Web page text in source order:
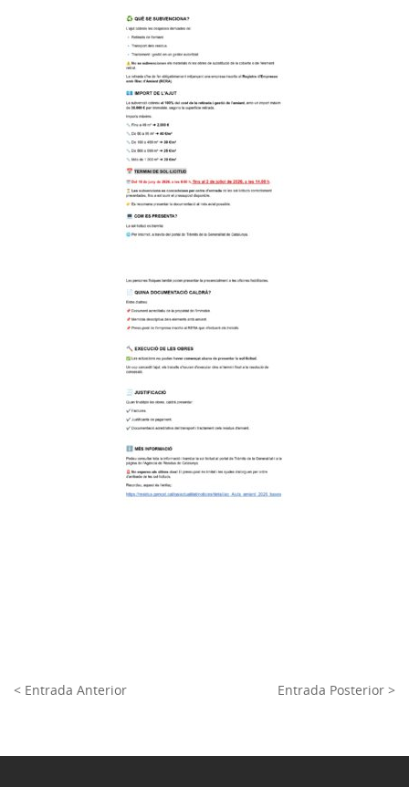
< Entrada Anterior Entrada Posterior >